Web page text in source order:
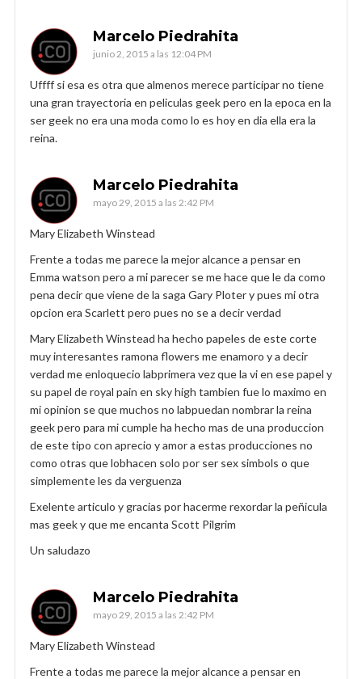
Marcelo Piedrahita
junio 2, 2015 a las 12:04 PM
Uffff si esa es otra que almenos merece participar no tiene
una gran trayectoria en peliculas geek pero en la epoca en la
ser geek no era una moda como lo es hoy en dia ella era la
reina.
Marcelo Piedrahita
mayo 29, 2015 a las 2:42 PM
Mary Elizabeth Winstead
Frente a todas me parece la mejor alcance a pensar en
Emma watson pero a mi parecer se me hace que le da como
pena decir que viene de la saga Gary Ploter y pues mi otra
opcion era Scarlett pero pues no se a decir verdad
Mary Elizabeth Winstead ha hecho papeles de este corte
muy interesantes ramona flowers me enamoro y a decir
verdad me enloquecio labprimera vez que la vi en ese papel y
su papel de royal pain en sky high tambien fue lo maximo en
mi opinion se que muchos no labpuedan nombrar la reina
geek pero para mi cumple ha hecho mas de una produccion
de este tipo con aprecio y amor a estas producciones no
como otras que lobhacen solo por ser sex simbols o que
simplemente les da verguenza
Exelente articulo y gracias por hacerme rexordar la peñicula
mas geek y que me encanta Scott Pilgrim
Un saludazo
Marcelo Piedrahita
mayo 29, 2015 a las 2:42 PM
Mary Elizabeth Winstead
Frente a todas me parece la mejor alcance a pensar en